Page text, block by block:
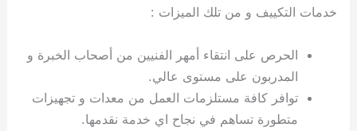
خدمات التكييف و من تلك الميزات :
الحرص على انتقاء أمهر الفنيين من أصحاب الخبرة و
المدربون على مستوى عالي.
توافر كافة مستلزمات العمل من معدات و تجهيزات
متطورة تساهم في نجاح اي خدمة نقدمها.